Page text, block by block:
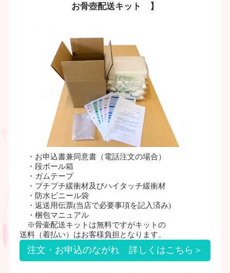
お骨壺配送キット 】
・お申込書兼同意書（電話注文の場合）
・段ボール箱
・ガムテープ
・プチプチ緩衝材及びハイタッチ緩衝材
・防水ビニール袋
・返送用伝票(当店で必要事項を記入済み)
・梱包マニュアル
※骨壷配送キットは無料ですがキットの
送料（着払い）はお客様負担となります。
注文・お申込のながれ 詳しくはこちら＞